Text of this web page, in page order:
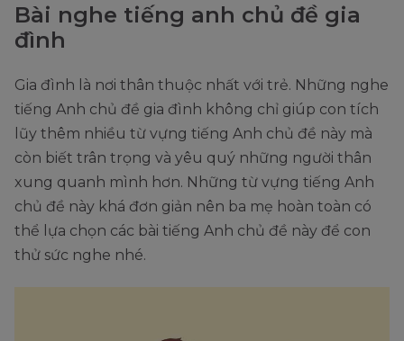
Bài nghe tiếng anh chủ đề gia
đình
Gia đình là nơi thân thuộc nhất với trẻ. Những nghe
tiếng Anh chủ đề gia đình không chỉ giúp con tích
lũy thêm nhiều từ vựng tiếng Anh chủ đề này mà
còn biết trân trọng và yêu quý những người thân
xung quanh mình hơn. Những từ vựng tiếng Anh
chủ đề này khá đơn giản nên ba mẹ hoàn toàn có
thể lựa chọn các bài tiếng Anh chủ đề này để con
thử sức nghe nhé.